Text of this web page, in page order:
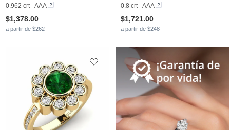
0.962 crt - AAA
$1,378.00
a partir de $262
0.8 crt - AAA
$1,721.00
a partir de $248